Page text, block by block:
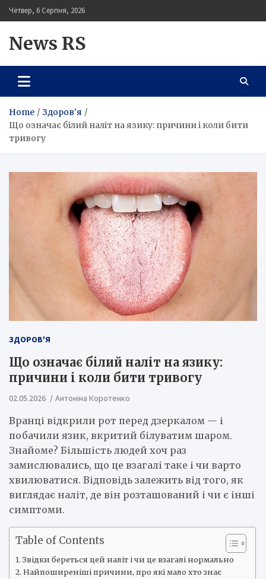
Skip
to
Четвер, 6 Серпня, 2026
News RS
Home
Здоров'я
Що означає білий наліт на язику: причини і коли бити
тривогу
ЗДОРОВ'Я
Що означає білий наліт на язику:
причини і коли бити тривогу
02.05.2026 Антоніна Коротенко
Вранці відкрили рот перед дзеркалом — і
побачили язик, вкритий білуватим шаром.
Знайоме? Більшість людей хоч раз
замислювались, що це взагалі таке і чи варто
хвилюватися. Відповідь залежить від того, як
виглядає наліт, де він розташований і чи є інші
симптоми.
Table of Contents
Звідки береться цей наліт і чи це взагалі нормально
Найпоширеніші причини, про які мало хто знає